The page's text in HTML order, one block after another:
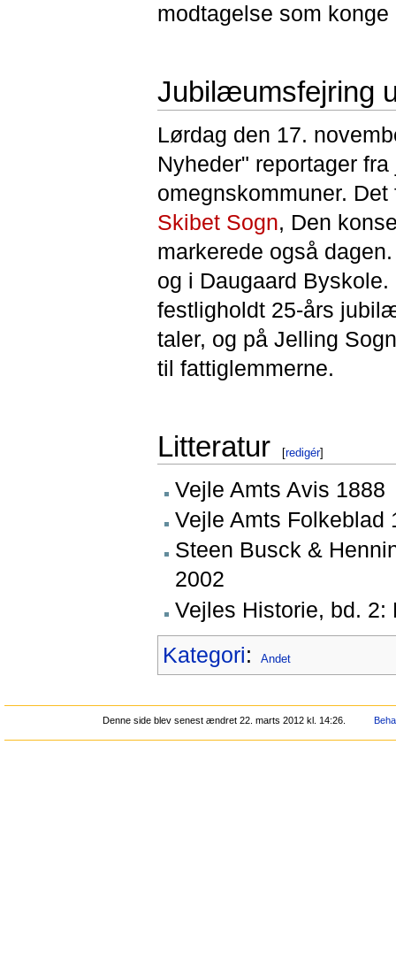
modtagelse som
Jubilæumsfejring
Lørdag den 17.
Nyheder" reportager
omegnskommuner.
Skibet Sogn, Den
markerede også
og i Daugaard Byskole.
festligholdt 25-års
taler, og på Jelling
til fattiglemmerne.
Litteratur [redigér]
Vejle Amts Avis 1888
Vejle Amts Folkeblad
Steen Busck &
2002
Vejles Historie, bd. 2:
Kategori: Andet
Denne side blev senest ændret 22. marts 2012 kl. 14:26.